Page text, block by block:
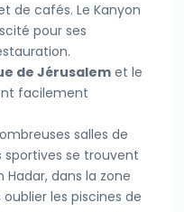
de cafés. Le Kanyon
pour ses
de Jérusalem et le
facilement
salles de
se trouvent
Hadar, dans la zone
les piscines de